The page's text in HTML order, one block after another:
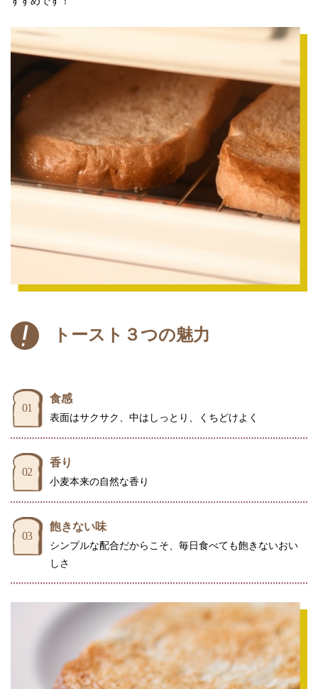
トースト３つの魅力
01
食感
表面はサクサク、中はしっとり、くちどけよく
02
香り
小麦本来の自然な香り
03
飽きない味
シンプルな配合だからこそ、毎日食べても飽きないおい
しさ